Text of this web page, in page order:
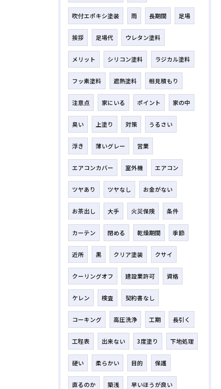
吹付エポキシ塗装 雨 長期間 足場
挨拶 足場代 ウレタン塗料
メリット シリコン塗料 ラジカル塗料
フッ素塗料 遮熱塗料 相見積もり
注意点 家にいる ポイント 家の中
臭い 上塗り 対策 うるさい
浮き 薄いグレー 営業
エアコンカバー 室外機 エアコン
ツヤあり ツヤなし お金がない
お茶出し 大手 火災保険 条件
カーテン 閉める 乾燥期間 季節
近所 黒 クリア塗装 クサイ
クーリングオフ 建設業許可 資格
ケレン 検査 契約書なし
コーキング 高圧洗浄 工期 長引く
工程表 出来ない 3度塗り 下地処理
硬い 柔らかい 目的 保護
直るのか 築浅 早いほうが良い